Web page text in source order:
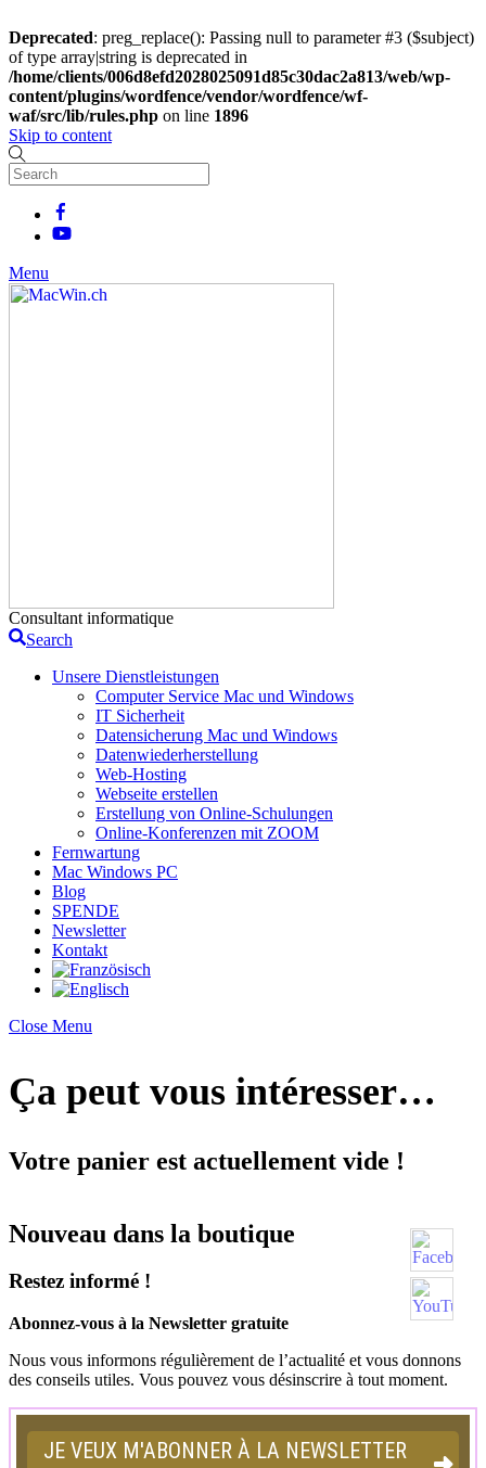
Deprecated: preg_replace(): Passing null to parameter #3 ($subject)
of type array|string is deprecated in
/home/clients/006d8efd2028025091d85c30dac2a813/web/wp-
content/plugins/wordfence/vendor/wordfence/wf-
waf/src/lib/rules.php on line 1896
Skip to content
Menu
Consultant informatique
Search
Unsere Dienstleistungen
Computer Service Mac und Windows
IT Sicherheit
Datensicherung Mac und Windows
Datenwiederherstellung
Web-Hosting
Webseite erstellen
Erstellung von Online-Schulungen
Online-Konferenzen mit ZOOM
Fernwartung
Mac Windows PC
Blog
SPENDE
Newsletter
Kontakt
Close Menu
Ça peut vous intéresser…
Votre panier est actuellement vide !
Nouveau dans la boutique
Restez informé !
Abonnez-vous à la Newsletter gratuite
Nous vous informons régulièrement de l’actualité et vous donnons
des conseils utiles. Vous pouvez vous désinscrire à tout moment.